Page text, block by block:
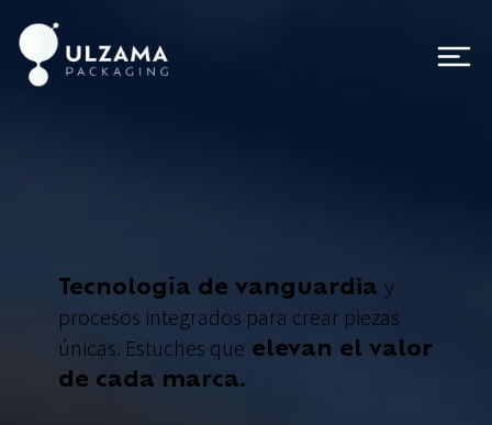
Tecnología de vanguardia y
procesos integrados para crear piezas
únicas. Estuches que elevan el valor
de cada marca.